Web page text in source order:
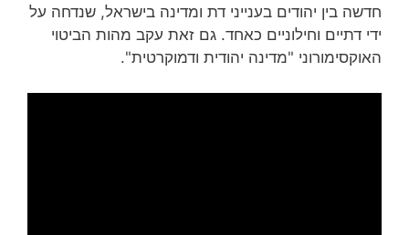
חדשה בין יהודים בענייני דת ומדינה בישראל, שנדחה על
ידי דתיים וחילוניים כאחד. גם זאת עקב מהות הביטוי
האוקסימורוני "מדינה יהודית ודמוקרטית".